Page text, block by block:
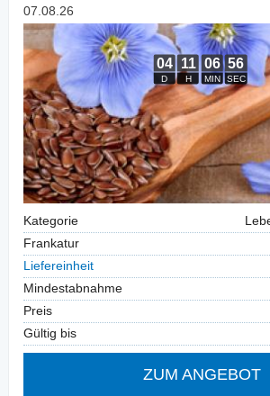
07.08.26
Kategorie
Frankatur
Liefereinheit
Mindestabnahme
Preis
Gültig bis
ZUM ANGEBOT